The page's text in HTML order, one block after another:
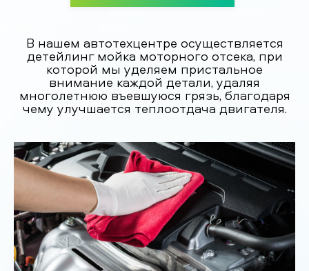
В нашем автотехцентре осуществляется
детейлинг мойка моторного отсека, при
которой мы уделяем пристальное
внимание каждой детали, удаляя
многолетнюю въевшуюся грязь, благодаря
чему улучшается теплоотдача двигателя.